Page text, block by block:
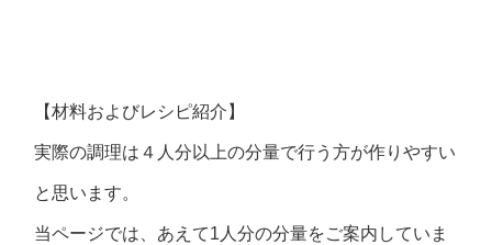
【材料およびレシピ紹介】
実際の調理は４人分以上の分量で行う方が作りやすい
と思います。
当ページでは、あえて1人分の分量をご案内していま